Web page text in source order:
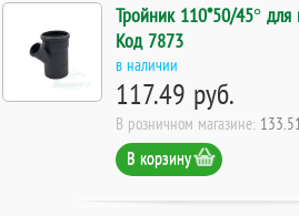
Тройник 110*50/45° для
Код 7873
в наличии
117.49 руб.
В розничном магазине:
В корзину